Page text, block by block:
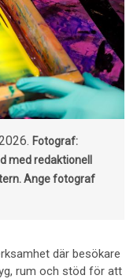
Fotograf:
med redaktionell
Ange fotograf
där besökare
rum och stöd för att